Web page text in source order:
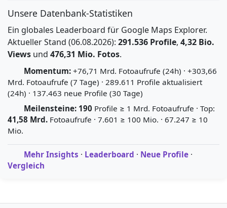
Unsere Datenbank-Statistiken
Ein globales Leaderboard für Google Maps Explorer.
Aktueller Stand (06.08.2026): 291.536 Profile, 4,32 Bio.
Views und 476,31 Mio. Fotos.
Momentum: +76,71 Mrd. Fotoaufrufe (24h) · +303,66
Mrd. Fotoaufrufe (7 Tage) · 289.611 Profile aktualisiert
(24h) · 137.463 neue Profile (30 Tage)
Meilensteine: 190 Profile ≥ 1 Mrd. Fotoaufrufe · Top:
41,58 Mrd. Fotoaufrufe · 7.601 ≥ 100 Mio. · 67.247 ≥ 10
Mio.
Mehr Insights · Leaderboard · Neue Profile ·
Vergleich